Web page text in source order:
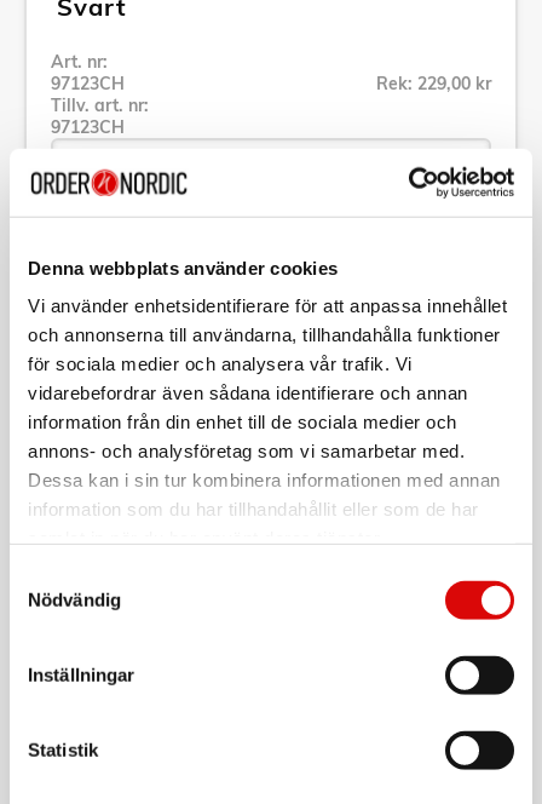
Denna webbplats använder cookies
Vi använder enhetsidentifierare för att anpassa innehållet
och annonserna till användarna, tillhandahålla funktioner
för sociala medier och analysera vår trafik. Vi
vidarebefordrar även sådana identifierare och annan
information från din enhet till de sociala medier och
annons- och analysföretag som vi samarbetar med.
Dessa kan i sin tur kombinera informationen med annan
information som du har tillhandahållit eller som de har
Nödvändig
Inställningar
Statistik
Svart
Art. nr:
97123CH
Tillv. art. nr:
97123CH
Rek: 229,00 kr
Se alla produkter inom Champion
Specifikation
Beskrivning
97123CH
Tillv. art. nr: 97123CH
EAN-kod:
Lightning-kabel för att synka & ladda Apple-produkter.
- Längd: 2 m
EU-försäkran
Läs mer